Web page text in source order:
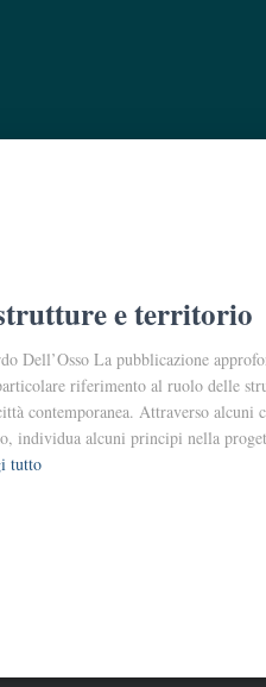
e territorio
Dell’Osso La pubblicazione
riferimento al ruolo delle
contemporanea. Attraverso alcuni
individua alcuni principi nella
tutto